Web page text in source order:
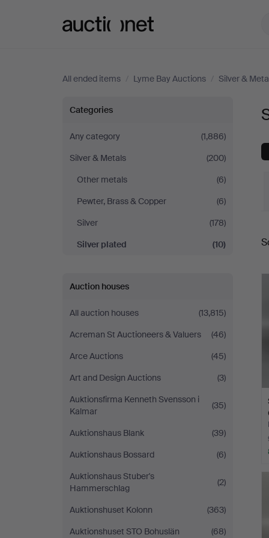
All ended items / Lyme Bay Auctions / Silver &
Silver
plated
at
Lyme
Bay
Auctions
Categories
Any category
(1,886)
Silver & Metals
(200)
Other metals
(6)
Pewter, Brass & Copper
(6)
Silver
(178)
Silver plated
(10)
Auction houses
All auction houses
(13,815)
Acreman St Auctioneers & Valuers
(46)
Arce Auctions
(45)
Art and Design Auctions
(3)
Auktionsfirma Kenneth Svensson i
Kalmar
(35)
Auktionshaus Blank
(39)
Auktionshaus Bossard
(6)
Auktionshaus Stuber's
Hammerschlag
(2)
Auktionshuset Kolonn
(363)
Auktionshuset STO Bohuslän
(68)